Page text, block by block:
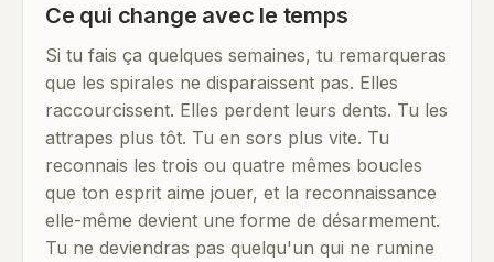
Ce qui change avec le temps
Si tu fais ça quelques semaines, tu remarqueras
que les spirales ne disparaissent pas. Elles
raccourcissent. Elles perdent leurs dents. Tu les
attrapes plus tôt. Tu en sors plus vite. Tu
reconnais les trois ou quatre mêmes boucles
que ton esprit aime jouer, et la reconnaissance
elle-même devient une forme de désarmement.
Tu ne deviendras pas quelqu'un qui ne rumine